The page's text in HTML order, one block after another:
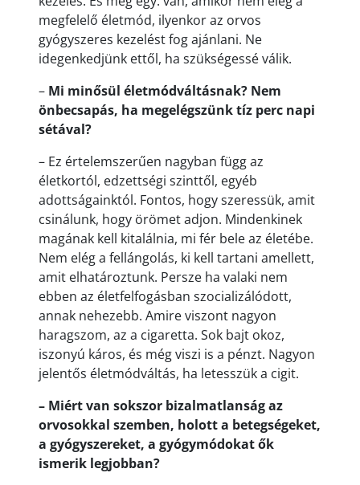
megfelelő életmód, ilyenkor az orvos
gyógyszeres kezelést fog ajánlani. Ne
idegenkedjünk ettől, ha szükségessé válik.
– Mi minősül életmódváltásnak? Nem
önbecsapás, ha megelégszünk tíz perc napi
sétával?
– Ez értelemszerűen nagyban függ az
életkortól, edzettségi szinttől, egyéb
adottságainktól. Fontos, hogy szeressük, amit
csinálunk, hogy örömet adjon. Mindenkinek
magának kell kitalálnia, mi fér bele az életébe.
Nem elég a fellángolás, ki kell tartani amellett,
amit elhatároztunk. Persze ha valaki nem
ebben az életfelfogásban szocializálódott,
annak nehezebb. Amire viszont nagyon
haragszom, az a cigaretta. Sok bajt okoz,
iszonyú káros, és még viszi is a pénzt. Nagyon
jelentős életmódváltás, ha letesszük a cigit.
– Miért van sokszor bizalmatlanság az
orvosokkal szemben, holott a betegségeket,
a gyógyszereket, a gyógymódokat ők
ismerik legjobban?